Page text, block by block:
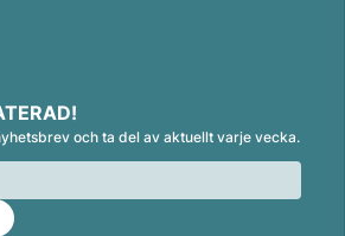
och ta del av aktuellt varje vecka.